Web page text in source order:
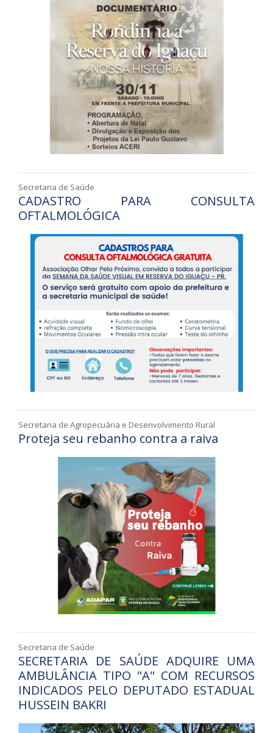
Secretaria de Saúde
CADASTRO PARA CONSULTA
OFTALMOLÓGICA
Secretaria de Agropecuária e Desenvolvimento Rural
Proteja seu rebanho contra a raiva
Secretaria de Saúde
SECRETARIA DE SAÚDE ADQUIRE UMA
AMBULÂNCIA TIPO "A" COM RECURSOS
INDICADOS PELO DEPUTADO ESTADUAL
HUSSEIN BAKRI